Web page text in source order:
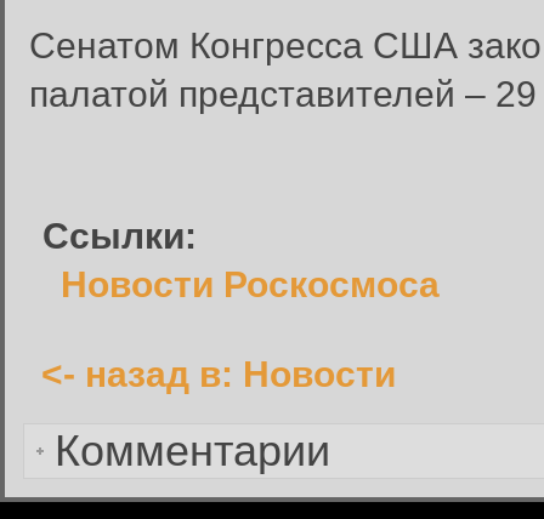
Сенатом Конгресса США
палатой представителей –
Ссылки:
Новости Роскосмоса
<- назад в: Новости
Комментарии
Вход в систему
Введите имя пользователя и
Запомнить меня:
Забыли пароль?